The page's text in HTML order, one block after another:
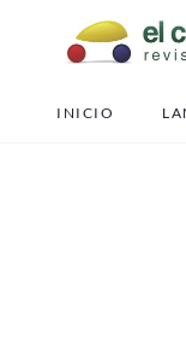
INICIO